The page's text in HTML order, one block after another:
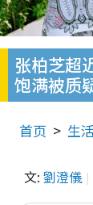
张柏芝超
饱满被质
首页 生
文: 劉澄儀